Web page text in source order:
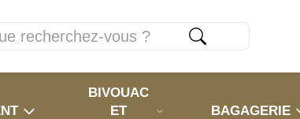
BIVOUAC
ET
BAGAGERIE